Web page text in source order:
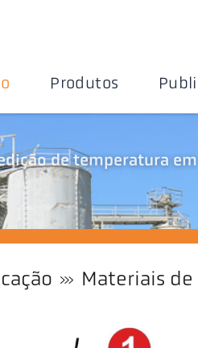
Produtos
de temperatura
Materiais